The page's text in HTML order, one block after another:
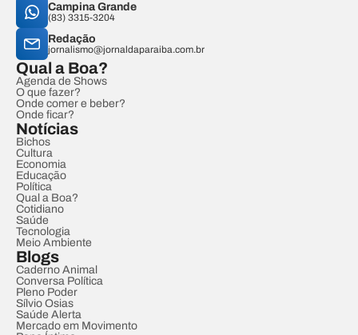
Campina Grande
(83) 3315-3204
Redação
jornalismo@jornaldaparaiba.com.br
Qual a Boa?
Agenda de Shows
O que fazer?
Onde comer e beber?
Onde ficar?
Notícias
Bichos
Cultura
Economia
Educação
Política
Qual a Boa?
Cotidiano
Saúde
Tecnologia
Meio Ambiente
Blogs
Caderno Animal
Conversa Política
Pleno Poder
Sílvio Osias
Saúde Alerta
Mercado em Movimento